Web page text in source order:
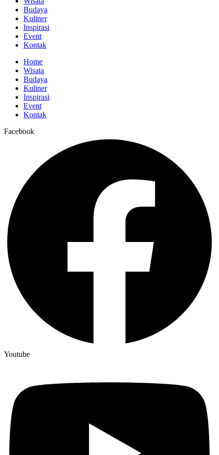
Budaya
Kuliner
Inspirasi
Event
Kontak
Home
Wisata
Budaya
Kuliner
Inspirasi
Event
Kontak
Facebook
Youtube